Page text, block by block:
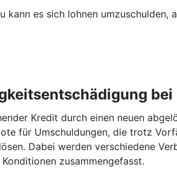
kann es sich lohnen
bei
Kredit durch einen neuen
für Umschuldungen, die trotz
Dabei werden verschiedene
zusammengefasst.